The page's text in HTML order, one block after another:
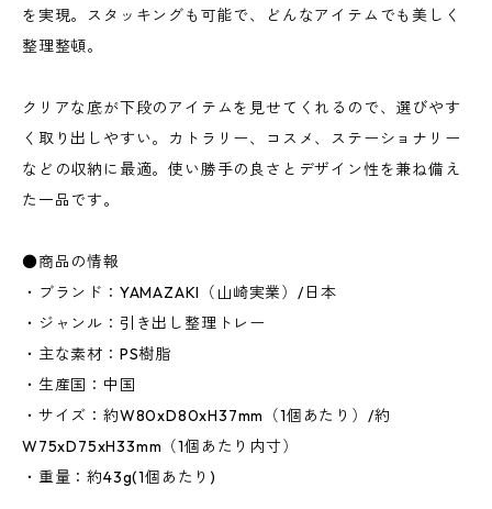
を実現。スタッキングも可能で、どんなアイテムでも美しく
整理整頓。
クリアな底が下段のアイテムを見せてくれるので、選びやす
く取り出しやすい。カトラリー、コスメ、ステーショナリー
などの収納に最適。使い勝手の良さとデザイン性を兼ね備え
た一品です。
●商品の情報
・ブランド：YAMAZAKI（山崎実業）/日本
・ジャンル：引き出し整理トレー
・主な素材：PS樹脂
・生産国：中国
・サイズ：約W80xD80xH37mm（1個あたり）/約
W75xD75xH33mm（1個あたり内寸）
・重量：約43g(1個あたり)